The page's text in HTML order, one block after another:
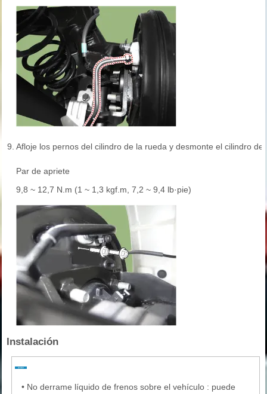
9. Afloje los pernos del cilindro de la rueda y desmonte el cilindro de
Par de apriete
9,8 ~ 12,7 N.m (1 ~ 1,3 kgf.m, 7,2 ~ 9,4 lb·pie)
Instalación
• No derrame líquido de frenos sobre el vehículo : puede